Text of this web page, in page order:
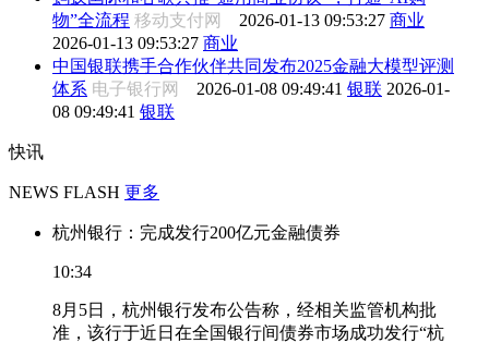
物”全流程 移动支付网 2026-01-13 09:53:27 商业
2026-01-13 09:53:27 商业
中国银联携手合作伙伴共同发布2025金融大模型评测
体系 电子银行网 2026-01-08 09:49:41 银联 2026-01-
08 09:49:41 银联
快讯
NEWS FLASH 更多
杭州银行：完成发行200亿元金融债券
10:34
8月5日，杭州银行发布公告称，经相关监管机构批
准，该行于近日在全国银行间债券市场成功发行“杭